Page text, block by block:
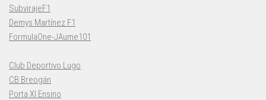
SubvirajeF1
Demys Martínez F1
FormulaOne-JAume101
Club Deportivo Lugo
CB Breogán
Porta XI Ensino